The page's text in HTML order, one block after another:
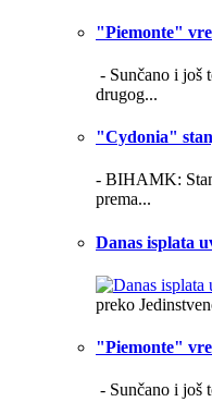
"Piemonte"
- Sunčano i još
drugog...
"Cydonia"
- BIHAMK:
prema...
Danas isplata
preko
"Piemonte"
- Sunčano i još